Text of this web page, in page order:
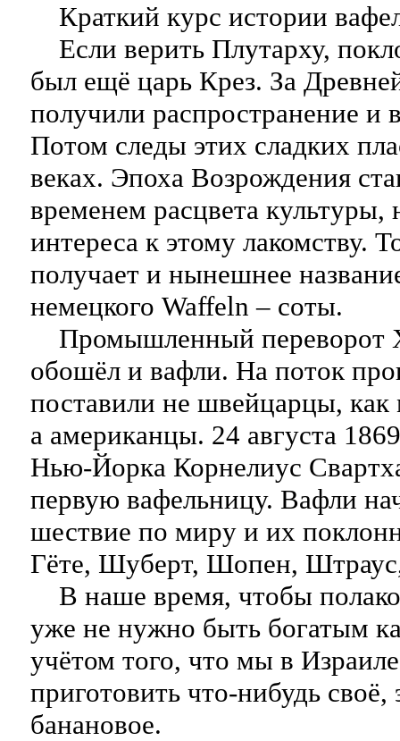
Краткий курс истории
Если верить Плутарху,
был ещё царь Крез. За
получили распространение и
Потом следы этих сладких
веках. Эпоха Возрождения
временем расцвета культуры,
интереса к этому лакомству.
получает и нынешнее
немецкого Waffeln – соты.
Промышленный переворот
обошёл и вафли. На поток
поставили не швейцарцы,
а американцы. 24 августа
Нью-Йорка Корнелиус
первую вафельницу. Вафли
шествие по миру и их
Гёте, Шуберт, Шопен,
В наше время, чтобы
уже не нужно быть богатым
учётом того, что мы в
приготовить что-нибудь своё,
банановое.